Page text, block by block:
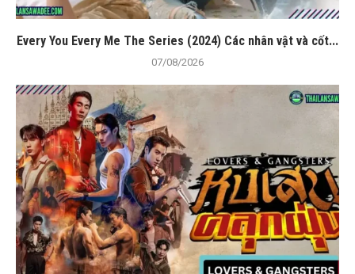
Every You Every Me The Series (2024) Các nhân vật và cốt...
07/08/2026